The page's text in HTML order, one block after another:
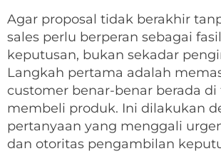
Agar proposal tidak berakhir
sales perlu berperan sebagai
keputusan, bukan sekadar
Langkah pertama adalah
customer benar-benar berada di
membeli produk. Ini dilakukan
pertanyaan yang menggali
dan otoritas pengambilan